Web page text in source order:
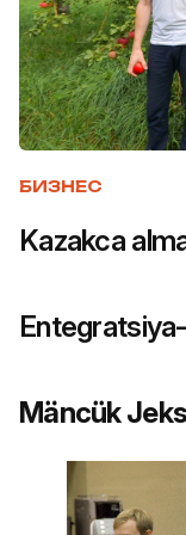
БИЗНЕС
Kazakca
Mäncük